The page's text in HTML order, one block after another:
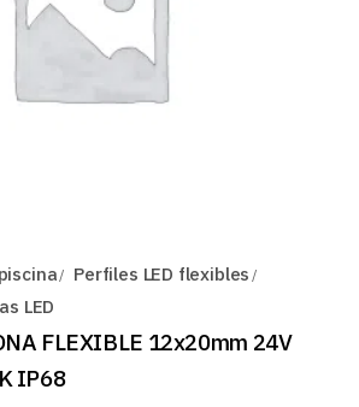
Perfiles LED flexibles
LED
FLEXIBLE 12x20mm 24V
IP68